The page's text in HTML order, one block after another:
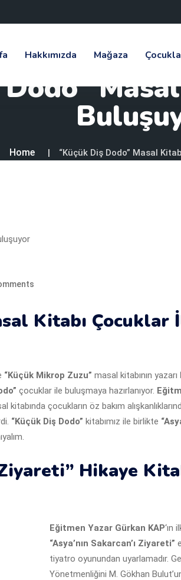
Hakkımızda Mağaza
Home “Küçük Diş Dodo” Masal
Kitabı Çocuklar
“Küçük Mikrop Zuzu” masal kitabının yazarı
çocuklar ile buluşmaya hazırlanıyor.
kitabında çocukların öz bakım
“Küçük Diş Dodo” kitabımız ile birlikte
Ziyareti” Hikaye
Eğitmen Yazar Gürkan KAP‘ın
“Asya’nın Sakarcan’ı Ziyareti”
tiyatro oyunundan uyarlamadır.
Yönetmenliğini M. Gökhan